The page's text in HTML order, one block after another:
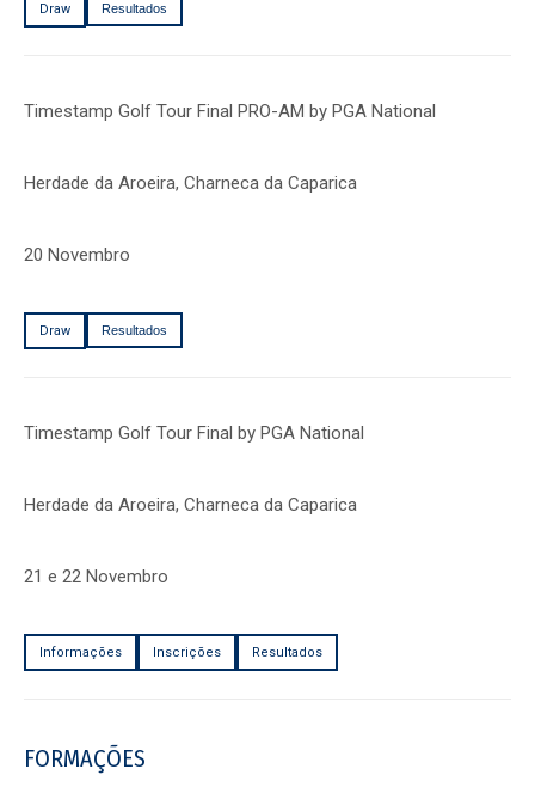
Draw Resultados
Timestamp Golf Tour Final PRO-AM by PGA National
Herdade da Aroeira, Charneca da Caparica
20 Novembro
Draw Resultados
Timestamp Golf Tour Final by PGA National
Herdade da Aroeira, Charneca da Caparica
21 e 22 Novembro
Informações Inscrições Resultados
FORMAÇÕES